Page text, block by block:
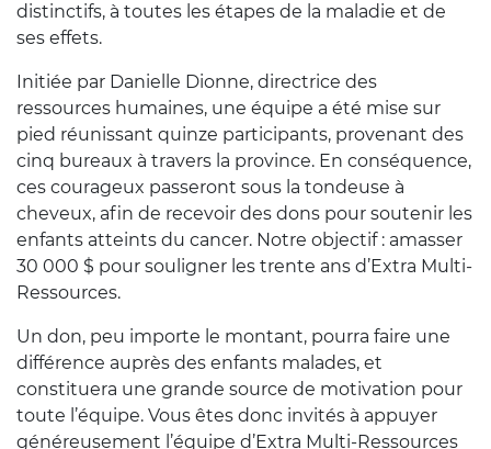
distinctifs, à toutes les étapes de la maladie et de
ses effets.
Initiée par Danielle Dionne, directrice des
ressources humaines, une équipe a été mise sur
pied réunissant quinze participants, provenant des
cinq bureaux à travers la province. En conséquence,
ces courageux passeront sous la tondeuse à
cheveux, afin de recevoir des dons pour soutenir les
enfants atteints du cancer. Notre objectif : amasser
30 000 $ pour souligner les trente ans d’Extra Multi-
Ressources.
Un don, peu importe le montant, pourra faire une
différence auprès des enfants malades, et
constituera une grande source de motivation pour
toute l’équipe. Vous êtes donc invités à appuyer
généreusement l’équipe d’Extra Multi-Ressources